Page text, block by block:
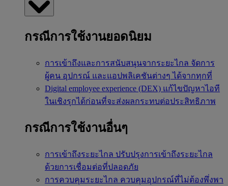
กรณีการใช้งานยอดนิยม
การเข้าถึงและการสนับสนุนจากระยะไกล จัดการ
ผู้คน อุปกรณ์ และแอปพลิเคชันต่างๆ ได้จากทุกที่
Digital employee experience (DEX) แก้ไขปัญหาไอที
ในเชิงรุกได้ก่อนที่จะส่งผลกระทบต่อประสิทธิภาพ
กรณีการใช้งานอื่นๆ
การเข้าถึงระยะไกล ปรับปรุงการเข้าถึงระยะไกล
ด้วยการเชื่อมต่อที่ปลอดภัย
การควบคุมระยะไกล ควบคุมอุปกรณ์ที่ไม่ต้องพึ่งพา